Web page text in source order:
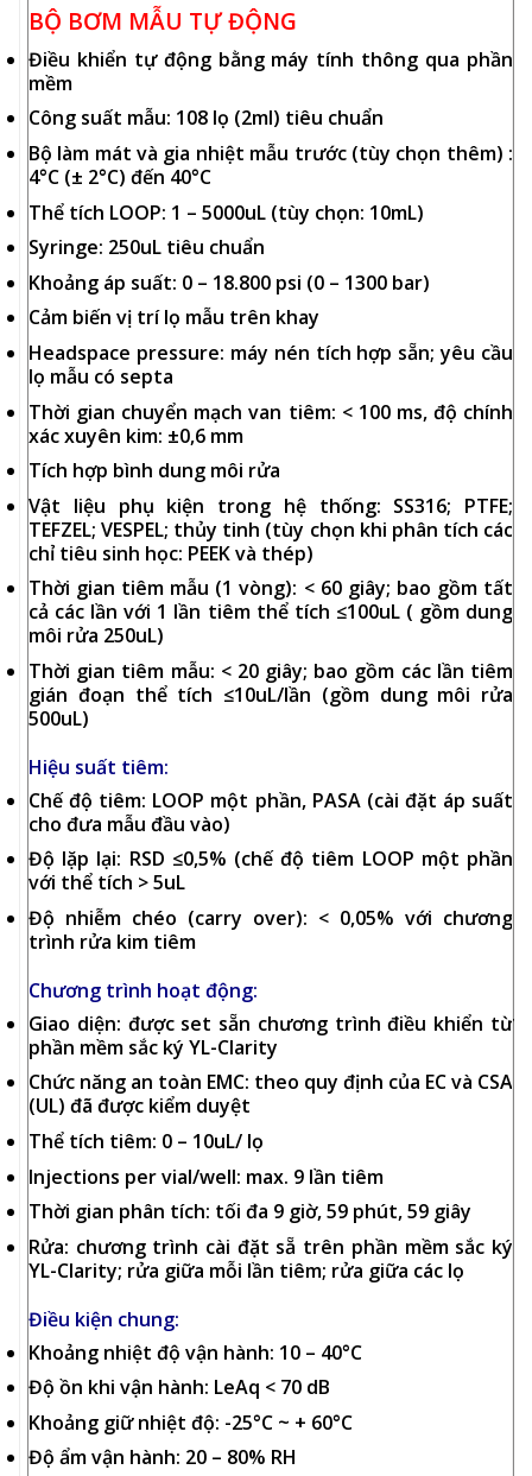
BỘ BƠM MẪU TỰ ĐỘNG
Điều khiển tự động bằng máy tính thông qua phần
mềm
Công suất mẫu: 108 lọ (2ml) tiêu chuẩn
Bộ làm mát và gia nhiệt mẫu trước (tùy chọn thêm) :
4°C (± 2°C) đến 40°C
Thể tích LOOP: 1 – 5000uL (tùy chọn: 10mL)
Syringe: 250uL tiêu chuẩn
Khoảng áp suất: 0 – 18.800 psi (0 – 1300 bar)
Cảm biến vị trí lọ mẫu trên khay
Headspace pressure: máy nén tích hợp sẵn; yêu cầu
lọ mẫu có septa
Thời gian chuyển mạch van tiêm: < 100 ms, độ chính
xác xuyên kim: ±0,6 mm
Tích hợp bình dung môi rửa
Vật liệu phụ kiện trong hệ thống: SS316; PTFE;
TEFZEL; VESPEL; thủy tinh (tùy chọn khi phân tích các
chỉ tiêu sinh học: PEEK và thép)
Thời gian tiêm mẫu (1 vòng): < 60 giây; bao gồm tất
cả các lần với 1 lần tiêm thể tích ≤100uL ( gồm dung
môi rửa 250uL)
Thời gian tiêm mẫu: < 20 giây; bao gồm các lần tiêm
gián đoạn thể tích ≤10uL/lần (gồm dung môi rửa
500uL)
Hiệu suất tiêm:
Chế độ tiêm: LOOP một phần, PASA (cài đặt áp suất
cho đưa mẫu đầu vào)
Độ lặp lại: RSD ≤0,5% (chế độ tiêm LOOP một phần
với thể tích > 5uL
Độ nhiễm chéo (carry over): < 0,05% với chương
trình rửa kim tiêm
Chương trình hoạt động:
Giao diện: được set sẵn chương trình điều khiển từ
phần mềm sắc ký YL-Clarity
Chức năng an toàn EMC: theo quy định của EC và CSA
(UL) đã được kiểm duyệt
Thể tích tiêm: 0 – 10uL/ lọ
Injections per vial/well: max. 9 lần tiêm
Thời gian phân tích: tối đa 9 giờ, 59 phút, 59 giây
Rửa: chương trình cài đặt sẵ trên phần mềm sắc ký
YL-Clarity; rửa giữa mỗi lần tiêm; rửa giữa các lọ
Điều kiện chung:
Khoảng nhiệt độ vận hành: 10 – 40°C
Độ ồn khi vận hành: LeAq < 70 dB
Khoảng giữ nhiệt độ: -25°C ~ + 60°C
Độ ẩm vận hành: 20 – 80% RH